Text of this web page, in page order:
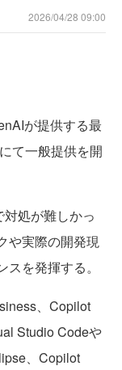
2026/04/28 09:00
が提供する最
て一般提供を開
処が難しかっ
や実際の開発現
を発揮する。
、Copilot
Studio Codeや
、Copilot